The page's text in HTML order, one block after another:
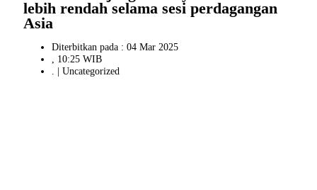
lebih rendah selama sesi perdagangan
Asia
Diterbitkan pada : 04 Mar 2025
, 10:25 WIB
. | Uncategorized